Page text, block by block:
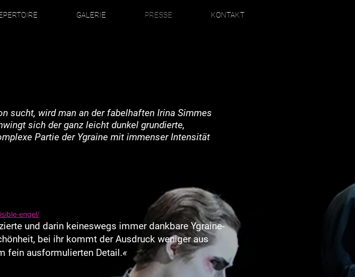
GALERIE PRESSE KONTAKT
sucht, wird man an der fabelhaften Irina Simmes
sich der ganz leicht dunkel grundierte,
Partie der Ygraine mit immenser Intensität
engel/
und darin keineswegs immer dankbare Ygraine-
bei ihr kommt der Ausdruck weniger aus
fein ausformulierten Detail.«